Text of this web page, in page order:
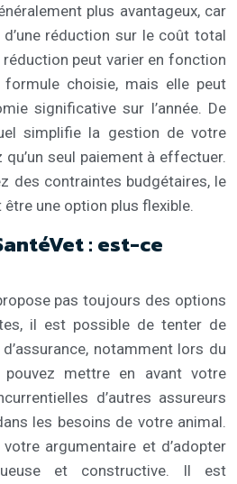
plus avantageux, car
réduction sur le coût total
peut varier en fonction
choisie, mais elle peut
significative sur l’année. De
simplifie la gestion de votre
qu’un seul paiement à effectuer.
des contraintes budgétaires, le
une option plus flexible.
: est-ce
pas toujours des options
il est possible de tenter de
notamment lors du
pouvez mettre en avant votre
d’autres assureurs
les besoins de votre animal.
argumentaire et d’adopter
et constructive. Il est